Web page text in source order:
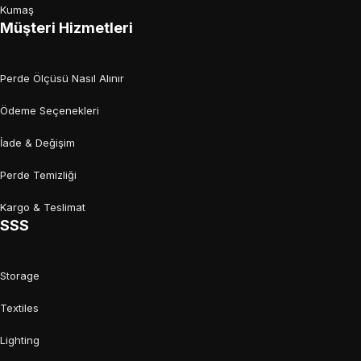
Kumaş
Müşteri Hizmetleri
Perde Ölçüsü Nasıl Alınır
Ödeme Seçenekleri
İade & Değişim
Perde Temizliği
Kargo & Teslimat
SSS
Storage
Textiles
Lighting